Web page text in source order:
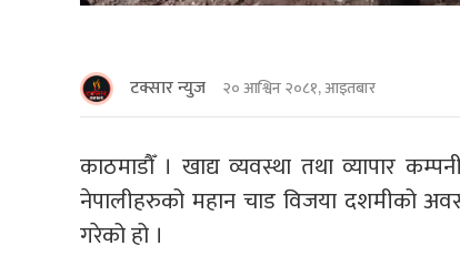
टक्सार न्युज २० आश्विन २०८१, आइतबार
काठमाडाैँ । खाद्य व्यवस्था तथा व्यापार
नेपालीहरुको महान चाड विजया दशमीको
गरेको हो ।